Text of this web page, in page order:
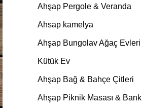
Ahşap Pergole & Veranda
Ahsap kamelya
Ahşap Bungolav Ağaç Evleri
Kütük Ev
Ahşap Bağ & Bahçe Çitleri
Ahşap Piknik Masası & Bank